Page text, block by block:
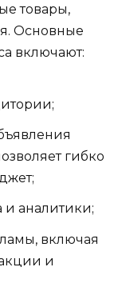
товары,
Основные
включают:
гибко
и аналитики;
включая
и